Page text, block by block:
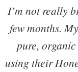
I’m not really
few months.
pure,
using their